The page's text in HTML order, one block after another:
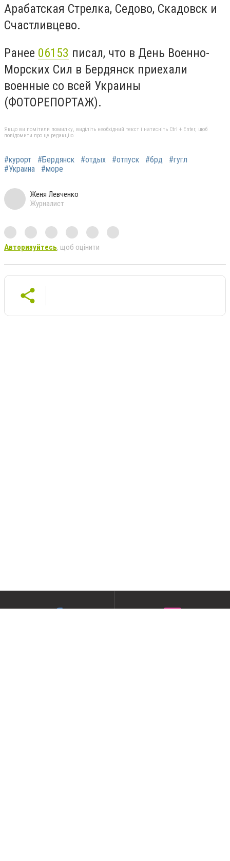
Арабатская Стрелка, Седово, Скадовск и
Счастливцево.
Ранее 06153 писал, что в День Военно-
Морских Сил в Бердянск приехали
военные со всей Украины
(ФОТОРЕПОРТАЖ).
Якщо ви помітили помилку, виділіть необхідний текст і натисніть Ctrl + Enter, щоб
повідомити про це редакцію
#курорт #Бердянск #отдых #отпуск #брд
#гугл
#Украина
#море
Женя Левченко
Журналист
Авторизуйтесь, щоб оцінити